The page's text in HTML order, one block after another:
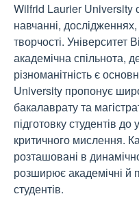
Wilfrid Laurier University
навчанні, дослідженнях,
творчості. Університет
академічна спільнота,
різноманітність є
University пропонує
бакалаврату та
підготовку студентів до
критичного мислення.
розташовані в
розширює академічні й
студентів.